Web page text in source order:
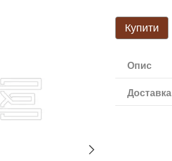
Купити
Опис
Доставка